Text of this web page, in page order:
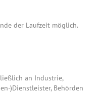
der Laufzeit möglich.
an Industrie,
)Dienstleister, Behörden